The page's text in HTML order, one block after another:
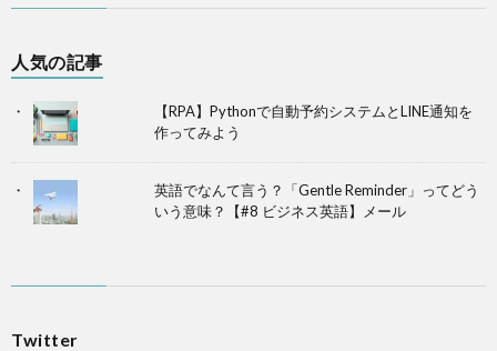
人気の記事
【RPA】Pythonで自動予約システムとLINE通知を
作ってみよう
英語でなんて言う？「Gentle Reminder」ってどう
いう意味？【#8 ビジネス英語】メール
Twitter